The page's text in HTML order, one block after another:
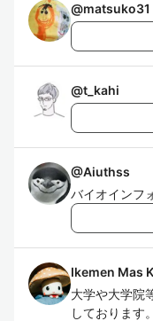
@matsuko31
@t_kahi
@Aiuthss
バイオインフ
Ikemen Mas
大学や大学院
しております